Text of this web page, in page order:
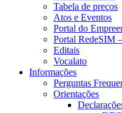
Tabela de preços
Atos e Eventos
Portal do
Portal RedeSIM
Editais
Vocalato
Informações
Perguntas
Orientações